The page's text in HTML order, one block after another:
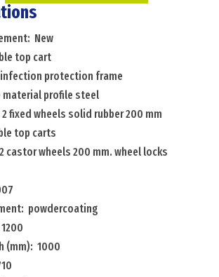
New
top cart
protection frame
material profile steel
fixed wheels solid rubber 200 mm
top carts
castor wheels 200 mm. wheel locks
powdercoating
(mm): 1000